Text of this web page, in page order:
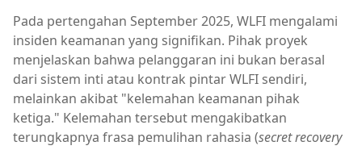
Pada pertengahan September 2025, WLFI mengalami
insiden keamanan yang signifikan. Pihak proyek
menjelaskan bahwa pelanggaran ini bukan berasal
dari sistem inti atau kontrak pintar WLFI sendiri,
melainkan akibat "kelemahan keamanan pihak
ketiga." Kelemahan tersebut mengakibatkan
terungkapnya frasa pemulihan rahasia (secret recovery